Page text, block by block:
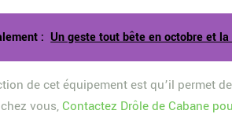
: Un geste tout bête en octobre et
de cet équipement est qu’il permet
vous, Contactez Drôle de Cabane